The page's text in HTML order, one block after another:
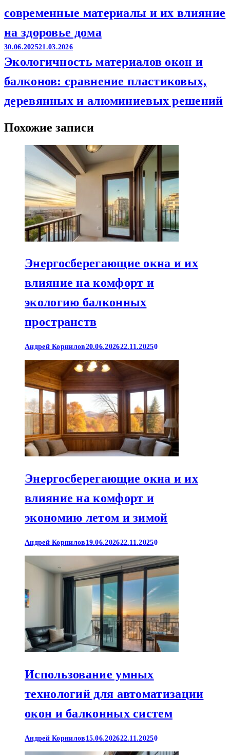
современные материалы и их влияние
на здоровье дома
30.06.202521.03.2026
Экологичность материалов окон и
балконов: сравнение пластиковых,
деревянных и алюминиевых решений
Похожие записи
Энергосберегающие окна и их
влияние на комфорт и
экологию балконных
пространств
Андрей Корнилов20.06.202622.11.20250
Энергосберегающие окна и их
влияние на комфорт и
экономию летом и зимой
Андрей Корнилов 19.06.202622.11.20250
Использование умных
технологий для автоматизации
окон и балконных систем
Андрей Корнилов 15.06.202622.11.20250